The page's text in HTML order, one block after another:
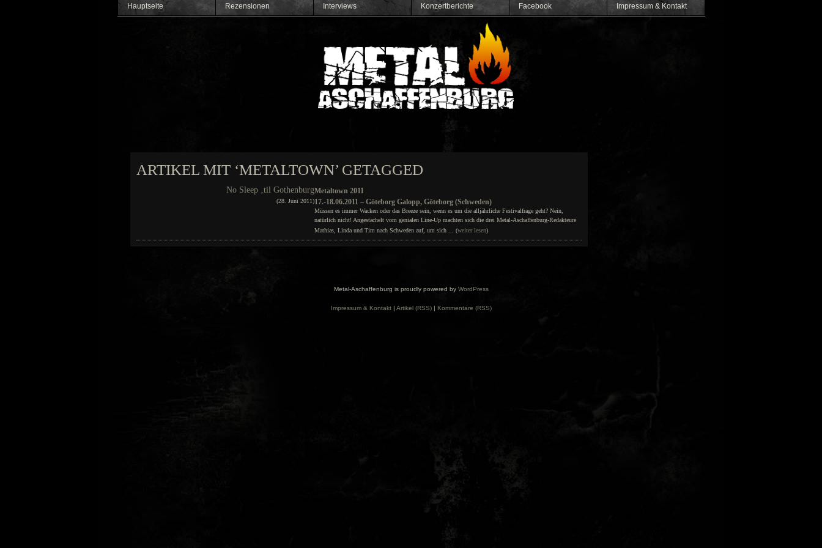
Hauptseite Rezensionen Interviews Konzertberichte Facebook Impressum & Kontakt
ARTIKEL MIT ‘METALTOWN’ GETAGGED
No Sleep ‚til Gothenburg
(28. Juni 2011)
Metaltown 2011
17.-18.06.2011 – Göteborg Galopp, Göteborg (Schweden)
Müssen es immer Wacken oder das Breeze sein, wenn es um die alljährliche Festivalfrage geht? Nein,
natürlich nicht! Angestachelt vom genialen Line-Up machten sich die drei Metal-Aschaffenburg-Redakteure
Mathias, Linda und Tim nach Schweden auf, um sich ... (weiter lesen)
Metal-Aschaffenburg is proudly powered by WordPress
Impressum & Kontakt| Artikel (RSS)| Kommentare (RSS)